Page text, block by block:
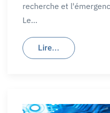
recherche et
Le…
Lire...